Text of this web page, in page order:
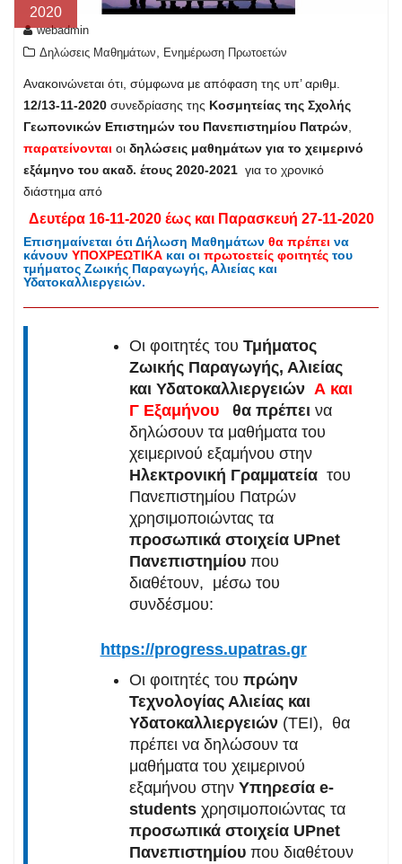
2020
webadmin
Δηλώσεις Μαθημάτων
Ενημέρωση Πρωτοετών
Ανακοινώνεται ότι, σύμφωνα με απόφαση της υπ’ αριθμ.
12/13-11-2020 συνεδρίασης της Κοσμητείας της Σχολής
Γεωπονικών Επιστημών του Πανεπιστημίου Πατρών
παρατείνονται οι δηλώσεις μαθημάτων για το χειμερινό
εξάμηνο του ακαδ. έτους 2020-2021 για το χρονικό
διάστημα από
Δευτέρα 16-11-2020 έως και Παρασκευή 27-11-2020
Επισημαίνεται ότι Δήλωση Μαθημάτων θα πρέπει να
κάνουν ΥΠΟΧΡΕΩΤΙΚΑ και οι πρωτοετείς φοιτητές του
τμήματος Ζωικής Παραγωγής, Αλιείας και
Υδατοκαλλιεργειών.
Οι φοιτητές του Τμήματος
Ζωικής Παραγωγής, Αλιείας
και Υδατοκαλλιεργειών Α και
Γ Εξαμήνου
θα πρέπει να
δηλώσουν τα μαθήματα του
χειμερινού εξαμήνου στην
Ηλεκτρονική Γραµµατείατου
Πανεπιστημίου Πατρών
χρησιμοποιώντας τα
προσωπικά στοιχεία UPnet
Πανεπιστημίουπου
διαθέτουν, μέσω του
συνδέσμου:
https://progress.upatras.gr
Οι φοιτητές του πρώην
Τεχνολογίας Αλιείας και
Υδατοκαλλιεργειών(ΤΕΙ), θα
πρέπει να δηλώσουν τα
μαθήματα του χειμερινού
εξαμήνου στην Υπηρεσία e-
studentsχρησιμοποιώντας τα
προσωπικά στοιχεία UPnet
Πανεπιστημίουπου διαθέτουν